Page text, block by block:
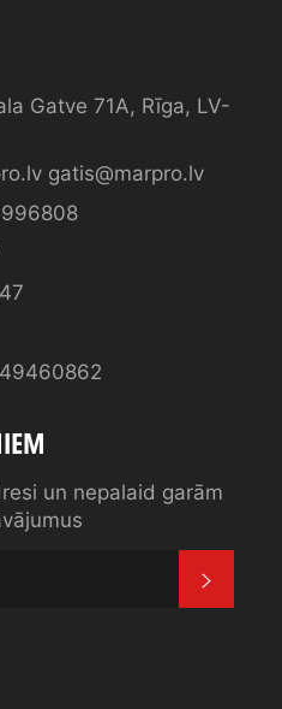
Gatve 71A, Rīga, LV-
gatis@marpro.lv
un nepalaid garām